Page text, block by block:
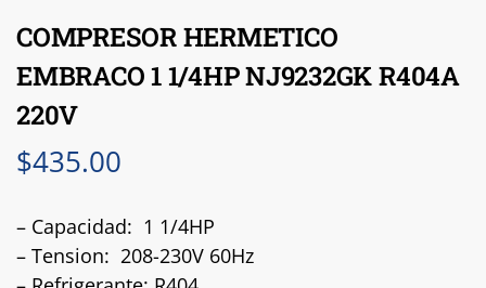
COMPRESOR HERMETICO
EMBRACO 1 1/4HP NJ9232GK R404A
220V
$435.00
– Capacidad: 1 1/4HP
– Tension: 208-230V 60Hz